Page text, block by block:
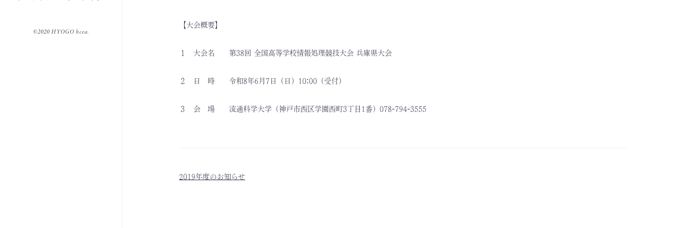
©2020 HYOGO hcea.
【大会概要】
１ 大会名 第38回 全国高等学校情報処理競技大会 兵庫県大会
２ 日 時 令和8年6月7日（日）10:00（受付）
３ 会 場 流通科学大学（神戸市西区学園西町3丁目1番）078-794-3555
2019年度のお知らせ